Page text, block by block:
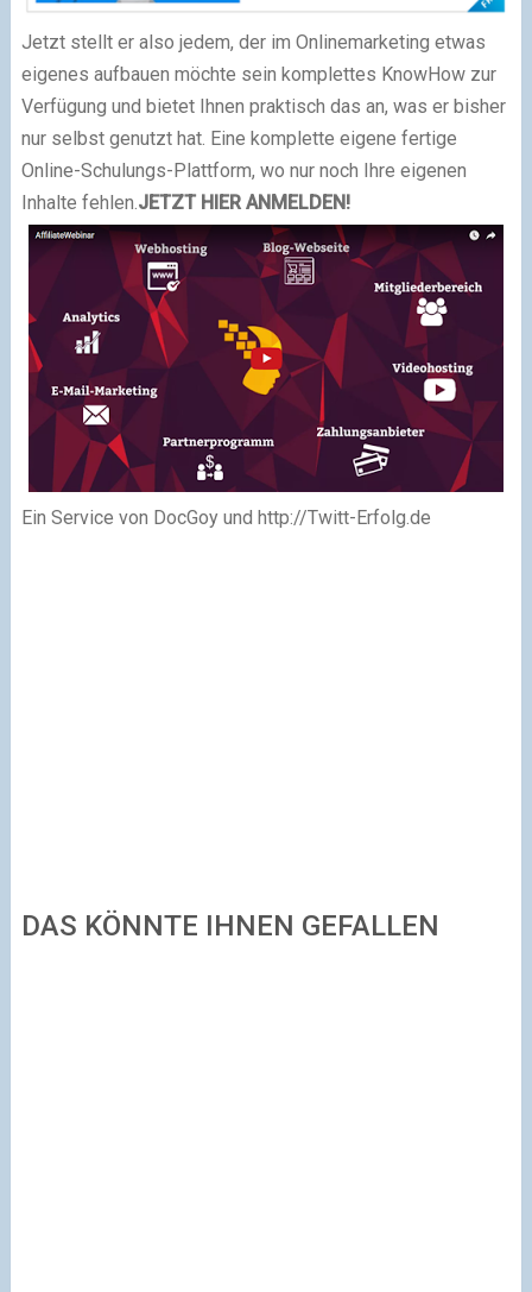
Jetzt stellt er also jedem, der im Onlinemarketing etwas
eigenes aufbauen möchte sein komplettes KnowHow zur
Verfügung und bietet Ihnen praktisch das an, was er bisher
nur selbst genutzt hat. Eine komplette eigene fertige
Online-Schulungs-Plattform, wo nur noch Ihre eigenen
Inhalte fehlen. JETZT HIER ANMELDEN!
Ein Service von DocGoy und http://Twitt-Erfolg.de
DAS KÖNNTE IHNEN GEFALLEN